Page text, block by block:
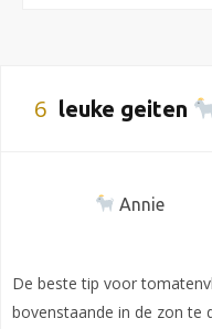
6 leuke geiten
Annie
De beste tip voor
bovenstaande in de zon te